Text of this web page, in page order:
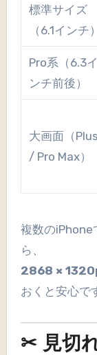
標準サイズ
（6.1インチ）
Pro系（6.3イ
ンチ前後）
大画面（Plus
/ Pro Max）
複数のiPhone
ら、
2868 ×
おくと安心で
✂ 見切